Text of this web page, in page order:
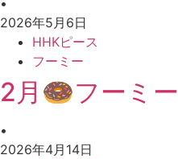
2026年5月6日
HHKピース
フーミー
2月🍩フーミー
•
2026年4月14日